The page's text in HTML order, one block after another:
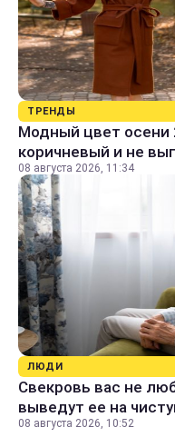
ТРЕНДЫ
Модный цвет осени
коричневый и не
08 августа 2026, 11:34
ЛЮДИ
Свекровь вас не
выведут ее на
08 августа 2026, 10:52